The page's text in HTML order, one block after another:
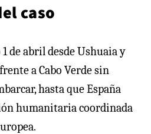
caso
de abril desde Ushuaia y
a Cabo Verde sin
hasta que España
humanitaria coordinada